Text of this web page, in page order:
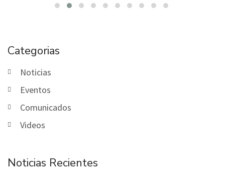
Categorias
Noticias
Eventos
Comunicados
Videos
Noticias Recientes